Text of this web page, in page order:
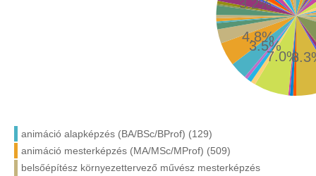
7.0%
3.5%
4.8%
3.2%
animáció alapképzés (BA/BSc/BProf) (129)
animáció mesterképzés (MA/MSc/MProf) (509)
belsőépítész környezettervező művész mesterképzés